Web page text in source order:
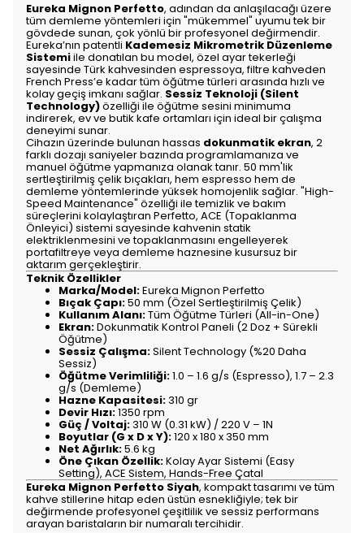
Eureka Mignon Perfetto, adından da anlaşılacağı üzere
tüm demleme yöntemleri için "mükemmel" uyumu tek bir
gövdede sunan, çok yönlü bir profesyonel değirmendir.
Eureka’nın patentli Kademesiz Mikrometrik Düzenleme
Sistemiile donatılan bu model, özel ayar tekerleği
sayesinde Türk kahvesinden espressoya, filtre kahveden
French Press’e kadar tüm öğütme türleri arasında hızlı ve
kolay geçiş imkanı sağlar. Sessiz Teknoloji (Silent
Technology)özelliği ile öğütme sesini minimuma
indirerek, ev ve butik kafe ortamları için ideal bir çalışma
deneyimi sunar.
Cihazın üzerinde bulunan hassas dokunmatik ekran, 2
farklı dozajı saniyeler bazında programlamanıza ve
manuel öğütme yapmanıza olanak tanır. 50 mm'lik
sertleştirilmiş çelik bıçakları, hem espresso hem de
demleme yöntemlerinde yüksek homojenlik sağlar. "High-
Speed Maintenance" özelliği ile temizlik ve bakım
süreçlerini kolaylaştıran Perfetto, ACE (Topaklanma
Önleyici) sistemi sayesinde kahvenin statik
elektriklenmesini ve topaklanmasını engelleyerek
portafiltreye veya demleme haznesine kusursuz bir
aktarım gerçekleştirir.
Teknik Özellikler
Marka/Model:Eureka Mignon Perfetto
Bıçak Çapı:50 mm (Özel Sertleştirilmiş Çelik)
Kullanım Alanı:Tüm Öğütme Türleri (All-in-One)
Ekran:Dokunmatik Kontrol Paneli (2 Doz + Sürekli
Öğütme)
Sessiz Çalışma:Silent Technology (%20 Daha
Sessiz)
Öğütme Verimliliği:1.0 – 1.6 g/s (Espresso), 1.7 – 2.3
g/s (Demleme)
Hazne Kapasitesi:310 gr
Devir Hızı:1350 rpm
Güç / Voltaj:310 W (0.31 kW) / 220 V – 1N
Boyutlar (G x D x Y):120 x 180 x 350 mm
Net Ağırlık:5.6 kg
Öne Çıkan Özellik:Kolay Ayar Sistemi (Easy
Setting), ACE Sistem, Hands-Free Çatal
Eureka Mignon Perfetto Siyah, kompakt tasarımı ve tüm
kahve stillerine hitap eden üstün esnekliğiyle; tek bir
değirmende profesyonel çeşitlilik ve sessiz performans
arayan baristaların bir numaralı tercihidir.